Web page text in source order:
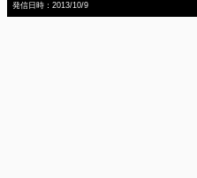
発信日時：2013/10/9